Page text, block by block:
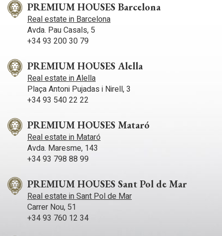
PREMIUM HOUSES Barcelona
Real estate in Barcelona
Avda. Pau Casals, 5
+34 93 200 30 79
PREMIUM HOUSES Alella
Real estate in Alella
Plaça Antoni Pujadas i Nirell, 3
+34 93 540 22 22
PREMIUM HOUSES Mataró
Real estate in Mataró
Avda. Maresme, 143
+34 93 798 88 99
PREMIUM HOUSES Sant Pol de Mar
Real estate in Sant Pol de Mar
Carrer Nou, 51
+34 93 760 12 34